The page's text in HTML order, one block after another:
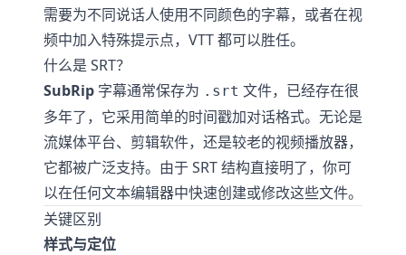
需要为不同说话人使用不同颜色的字幕，或者在视
频中加入特殊提示点，VTT 都可以胜任。
什么是 SRT？
SubRip 字幕通常保存为 .srt 文件，已经存在很
多年了，它采用简单的时间戳加对话格式。无论是
流媒体平台、剪辑软件，还是较老的视频播放器，
它都被广泛支持。由于 SRT 结构直接明了，你可
以在任何文本编辑器中快速创建或修改这些文件。
关键区别
样式与定位